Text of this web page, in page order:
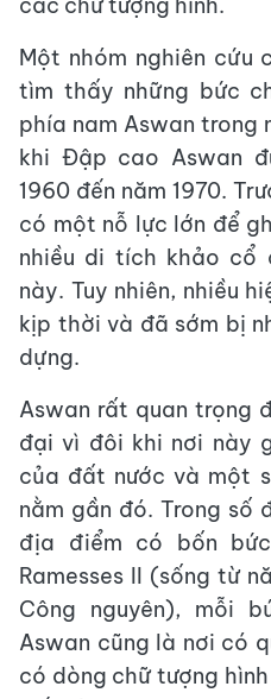
Một nhóm nghiên cứu
tìm thấy những bức
phía nam Aswan trong
khi Đập cao Aswan
1960 đến năm 1970.
có một nỗ lực lớn để
nhiều di tích khảo cổ
này. Tuy nhiên, nhiều
kịp thời và đã sớm bị
dựng.
Aswan rất quan trọng
đại vì đôi khi nơi này
của đất nước và một
nằm gần đó. Trong số
địa điểm có bốn
Ramesses II (sống từ
Công nguyên), mỗi
Aswan cũng là nơi có
có dòng chữ tượng